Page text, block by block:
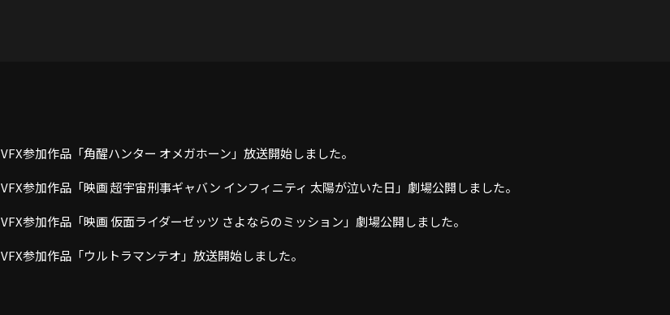
VFX参加作品「角醒ハンター オメガホーン」放送開始しました。
VFX参加作品「映画 超宇宙刑事ギャバン インフィニティ 太陽が泣いた日」劇場公開しました。
VFX参加作品「映画 仮面ライダーゼッツ さよならのミッション」劇場公開しました。
VFX参加作品「ウルトラマンテオ」放送開始しました。